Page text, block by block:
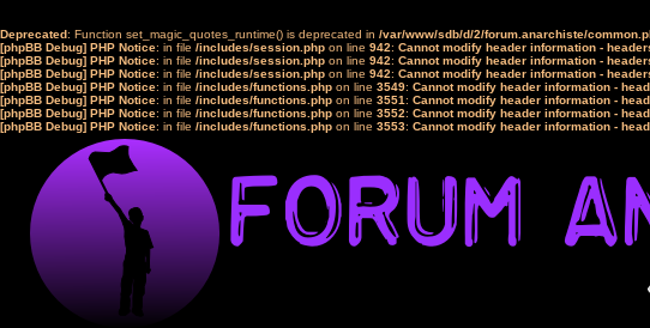
Deprecated: Function set_magic_quotes_runtime() is deprecated in /var/www/sdb/d/2/forum.anarchiste/
[phpBB Debug] PHP Notice: in file /includes/session.php on line 942: Cannot modify header information -
[phpBB Debug] PHP Notice: in file /includes/session.php on line 942: Cannot modify header information -
[phpBB Debug] PHP Notice: in file /includes/session.php on line 942: Cannot modify header information -
[phpBB Debug] PHP Notice: in file /includes/functions.php on line 3549: Cannot modify header information -
[phpBB Debug] PHP Notice: in file /includes/functions.php on line 3551: Cannot modify header information -
[phpBB Debug] PHP Notice: in file /includes/functions.php on line 3552: Cannot modify header information -
[phpBB Debug] PHP Notice: in file /includes/functions.php on line 3553: Cannot modify header information -